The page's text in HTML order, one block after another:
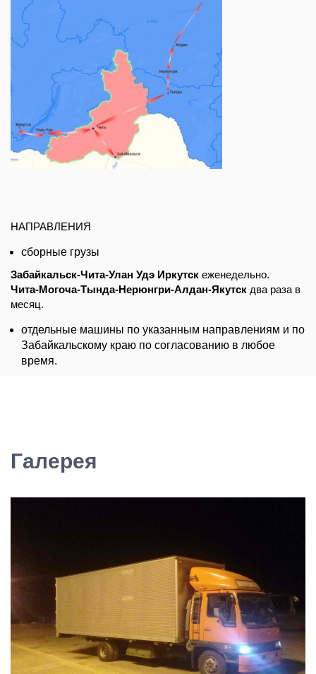
НАПРАВЛЕНИЯ
сборные грузы
Забайкальск-Чита-Улан Удэ Иркутск еженедельно.
Чита-Могоча-Тында-Нерюнгри-Алдан-Якутск два раза в
месяц.
отдельные машины по указанным направлениям и по
Забайкальскому краю по согласованию в любое
время.
Галерея